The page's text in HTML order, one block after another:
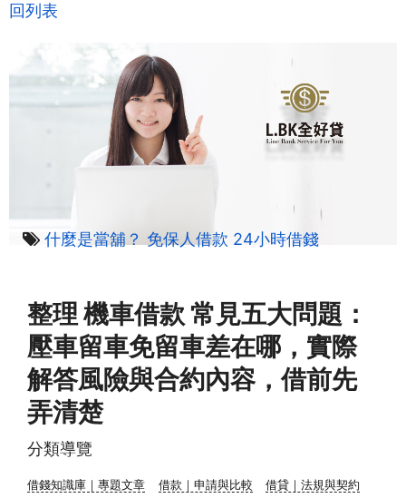
回列表
什麼是當舖？ 免保人借款 24小時借錢
整理 機車借款 常見五大問題：
壓車留車免留車差在哪，實際
解答風險與合約內容，借前先
弄清楚
分類導覽
借錢知識庫｜專題文章 借款｜申請與比較 借貸｜法規與契約